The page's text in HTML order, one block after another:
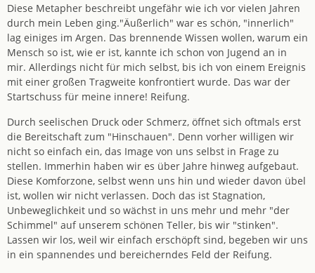
Diese Metapher beschreibt ungefähr wie ich vor vielen Jahren
durch mein Leben ging."Äußerlich" war es schön, "innerlich"
lag einiges im Argen. Das brennende Wissen wollen, warum ein
Mensch so ist, wie er ist, kannte ich schon von Jugend an in
mir. Allerdings nicht für mich selbst, bis ich von einem Ereignis
mit einer großen Tragweite konfrontiert wurde. Das war der
Startschuss für meine innere! Reifung.
Durch seelischen Druck oder Schmerz, öffnet sich oftmals erst
die Bereitschaft zum "Hinschauen". Denn vorher willigen wir
nicht so einfach ein, das Image von uns selbst in Frage zu
stellen. Immerhin haben wir es über Jahre hinweg aufgebaut.
Diese Komforzone, selbst wenn uns hin und wieder davon übel
ist, wollen wir nicht verlassen. Doch das ist Stagnation,
Unbeweglichkeit und so wächst in uns mehr und mehr "der
Schimmel" auf unserem schönen Teller, bis wir "stinken".
Lassen wir los, weil wir einfach erschöpft sind, begeben wir uns
in ein spannendes und bereicherndes Feld der Reifung.